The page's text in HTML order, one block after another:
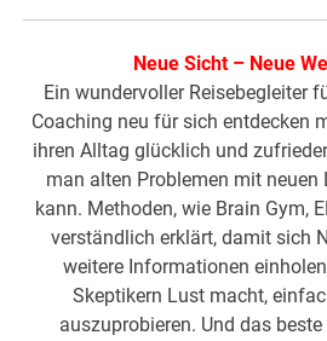
Neue Sicht – Neue
Ein wundervoller Reisebegleiter
Coaching neu für sich entdecken
ihren Alltag glücklich und
man alten Problemen mit neuen
kann. Methoden, wie Brain Gym,
verständlich erklärt, damit sich
weitere Informationen
Skeptikern Lust macht,
auszuprobieren. Und das